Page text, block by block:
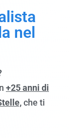
nel
+25 anni di
che ti